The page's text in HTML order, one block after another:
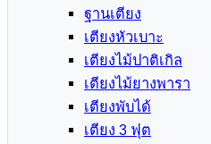
ฐานเตียง
เตียงหัวเบาะ
เตียงไม้ปาติเกิล
เตียงไม้ยางพารา
เตียงพับได้
เตียง 3 ฟุต